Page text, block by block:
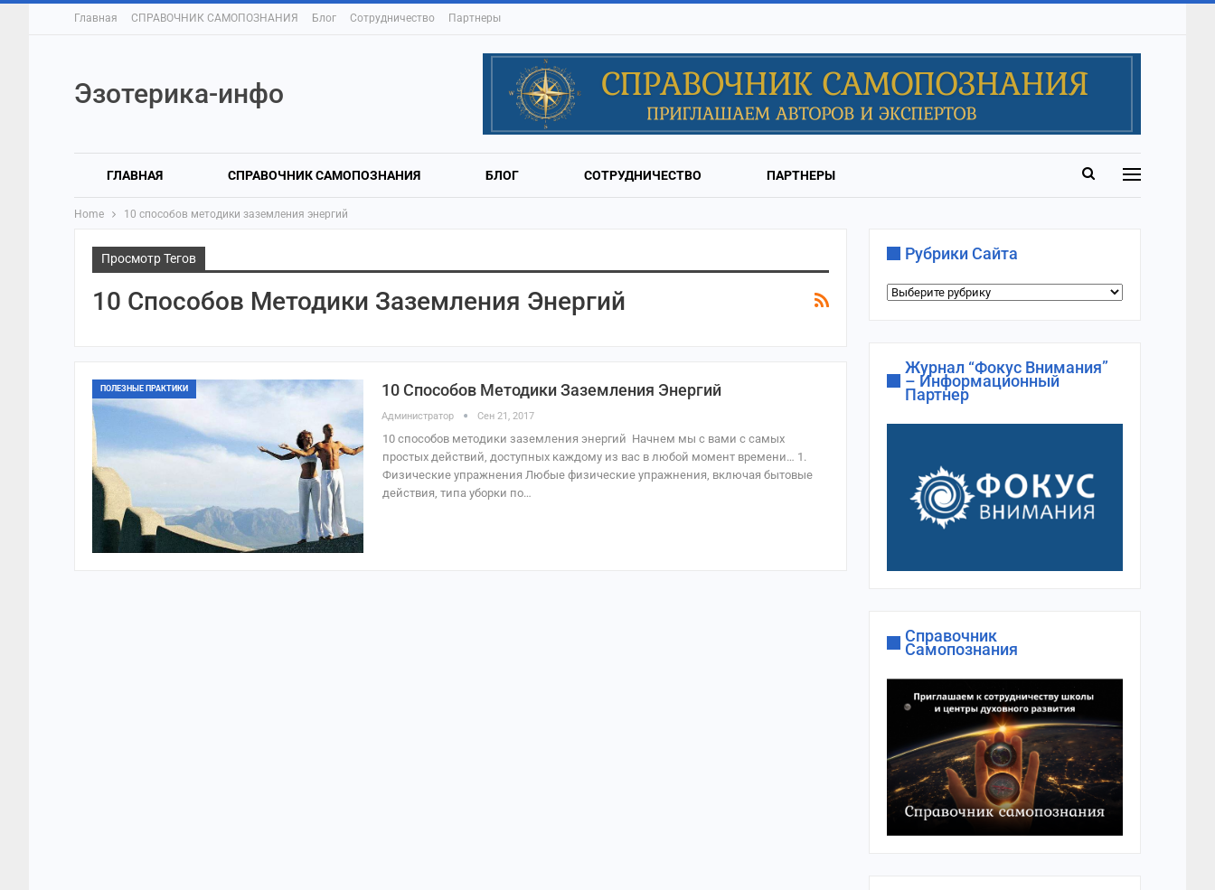
Главная СПРАВОЧНИК САМОПОЗНАНИЯ Блог Сотрудничество Партнеры
Эзотерика-инфо
ГЛАВНАЯ СПРАВОЧНИК САМОПОЗНАНИЯ БЛОГ СОТРУДНИЧЕСТВО ПАРТНЕРЫ
Home 10 способов методики заземления энергий
Просмотр Тегов
10 Способов Методики Заземления Энергий
ПОЛЕЗНЫЕ ПРАКТИКИ 10 Способов Методики Заземления Энергий
Администратор Сен 21, 2017
10 способов методики заземления энергий Начнем мы с вами с самых
простых действий, доступных каждому из вас в любой момент времени… 1.
Физические упражнения Любые физические упражнения, включая бытовые
действия, типа уборки по…
Рубрики Сайта
Рубрики
Журнал “Фокус Внимания”
– Информационный
Партнер
Справочник
Самопознания